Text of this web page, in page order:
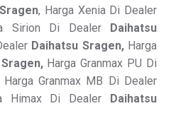
, Harga Xenia Di Dealer
Sirion Di Dealer Daihatsu
Daihatsu Sragen, Harga
Harga Granmax PU Di
Harga Granmax MB Di Dealer
Himax Di Dealer Daihatsu